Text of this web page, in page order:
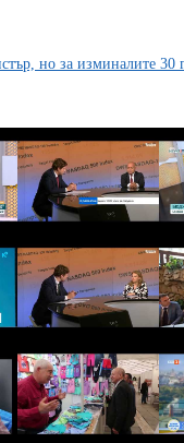
но за изминалите 30